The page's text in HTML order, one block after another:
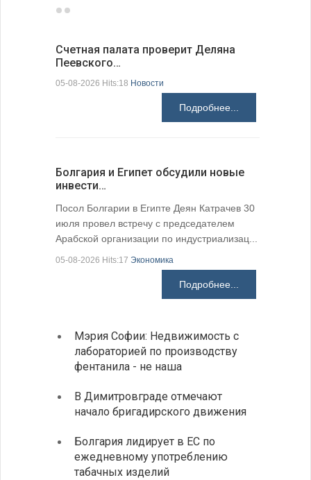
Счетная палата проверит Деляна
Пеевского…
05-08-2026 Hits:18 Новости
Подробнее...
Болгария и Египет обсудили новые
инвести…
Посол Болгарии в Египте Деян Катрачев 30
июля провел встречу с председателем
Арабской организации по индустриализац...
05-08-2026 Hits:17 Экономика
Подробнее...
Мэрия Софии: Недвижимость с
лабораторией по производству
фентанила - не наша
В Димитровграде отмечают
начало бригадирского движения
Болгария лидирует в ЕС по
ежедневному употреблению
табачных изделий